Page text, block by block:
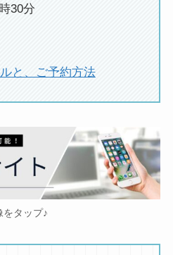
30分
と、ご予約方法
をタップ♪